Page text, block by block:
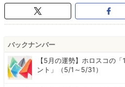
バックナンバー
【5月の運勢】ホロスコの
ント」（5/1～5/31）